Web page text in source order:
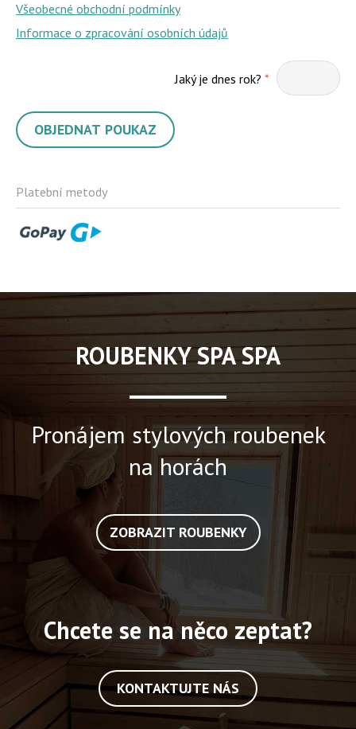
Všeobecné obchodní podmínky
Informace o zpracování osobních údajů
Jaký je dnes rok? *
Platební metody
ROUBENKY SPA SPA
Pronájem stylových roubenek
na horách
ZOBRAZIT ROUBENKY
Chcete se na něco zeptat?
KONTAKTUJTE NÁS